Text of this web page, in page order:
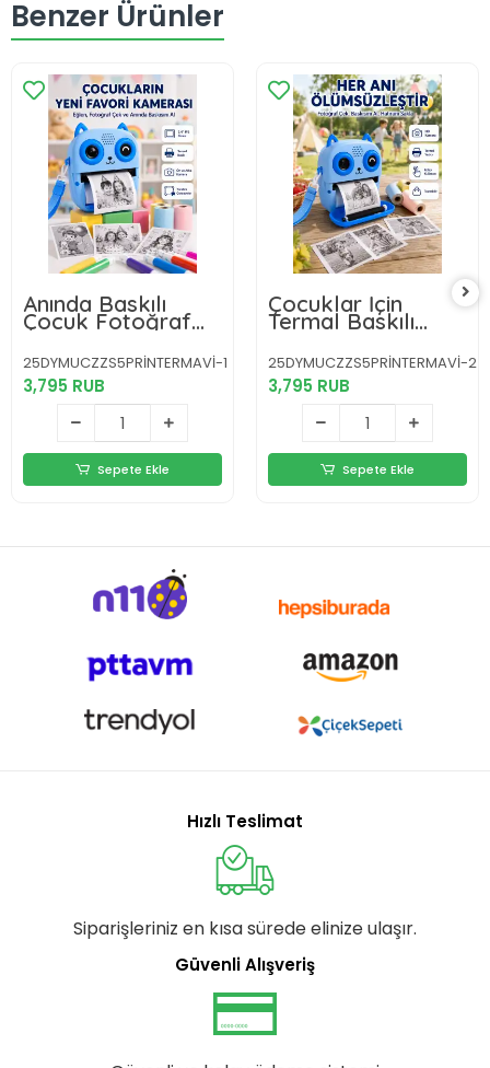
Benzer Ürünler
Anında Baskılı
Çocuk Fotoğraf
Makinesi Termal
Yazıcılı Selfie
Kamerası
25DYMUCZZS5PRİNTERMAVİ-1
3,795 RUB
Sepete Ekle
Çocuklar İçin
Termal Baskılı
Dijital Fotoğraf
Makinesi Ön ve
Arka Kameralı
25DYMUCZZS5PRİNTERMAVİ-2
3,795 RUB
Sepete Ekle
Hızlı Teslimat
Siparişleriniz en kısa sürede elinize ulaşır.
Güvenli Alışveriş